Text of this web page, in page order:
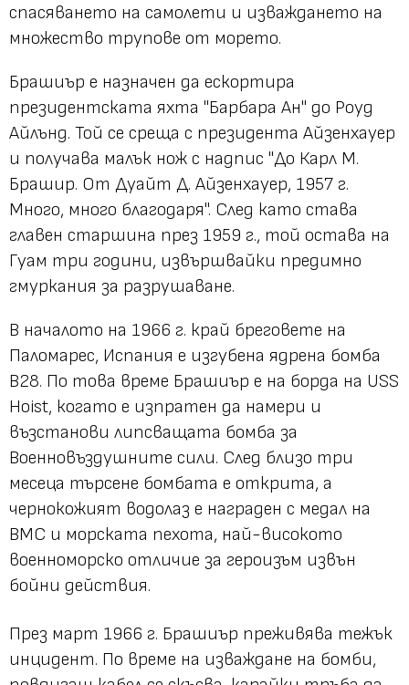
спасяването на самолети и изваждането на
множество трупове от морето.
Брашиър е назначен да ескортира
президентската яхта "Барбара Ан" до Роуд
Айлънд. Той се среща с президента Айзенхауер
и получава малък нож с надпис "До Карл М.
Брашир. От Дуайт Д. Айзенхауер, 1957 г.
Много, много благодаря". След като става
главен старшина през 1959 г., той остава на
Гуам три години, извършвайки предимно
гмуркания за разрушаване.
В началото на 1966 г. край бреговете на
Паломарес, Испания е изгубена ядрена бомба
B28. По това време Брашиър е на борда на USS
Hoist, когато е изпратен да намери и
възстанови липсващата бомба за
Военновъздушните сили. След близо три
месеца търсене бомбата е открита, а
чернокожият водолаз е награден с медал на
ВМС и морската пехота, най-високото
военноморско отличие за героизъм извън
бойни действия.
През март 1966 г. Брашиър преживява тежък
инцидент. По време на изваждане на бомби,